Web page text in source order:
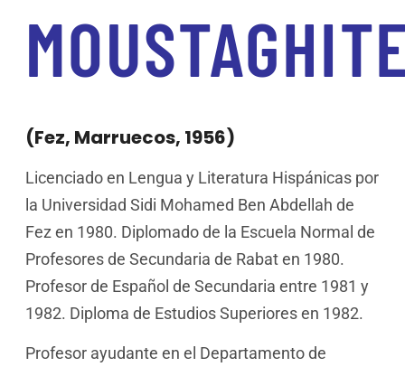
(Fez, Marruecos, 1956)
Licenciado en Lengua y Literatura Hispánicas por
la Universidad Sidi Mohamed Ben Abdellah de
Fez en 1980. Diplomado de la Escuela Normal de
Profesores de Secundaria de Rabat en 1980.
Profesor de Español de Secundaria entre 1981 y
1982. Diploma de Estudios Superiores en 1982.
Profesor ayudante en el Departamento de